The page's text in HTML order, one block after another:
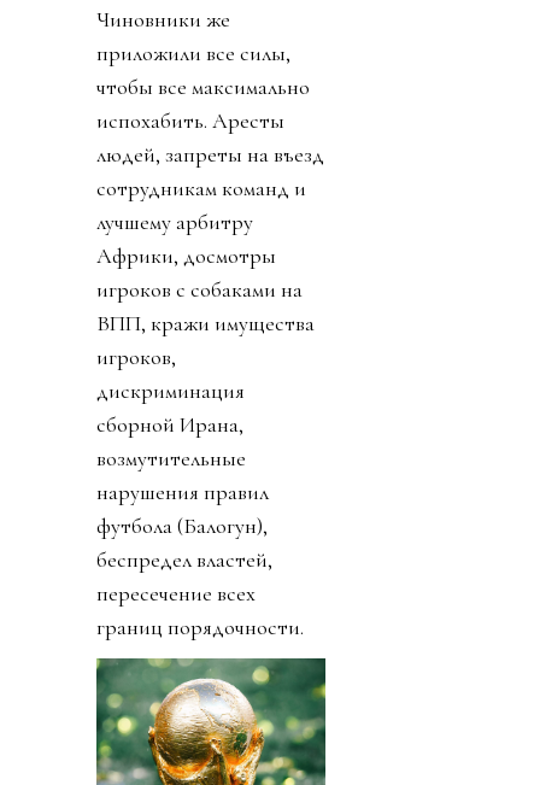
Чиновники же
приложили все силы,
чтобы все максимально
испохабить. Аресты
людей, запреты на въезд
сотрудникам команд и
лучшему арбитру
Африки, досмотры
игроков с собаками на
ВПП, кражи имущества
игроков,
дискриминация
сборной Ирана,
возмутительные
нарушения правил
футбола (Балогун),
беспредел властей,
пересечение всех
границ порядочности.